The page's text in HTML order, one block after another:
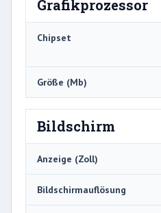
Grafikprozessor
Chipset
Größe (Mb)
Bildschirm
Anzeige (Zoll)
Bildschirmauflösung